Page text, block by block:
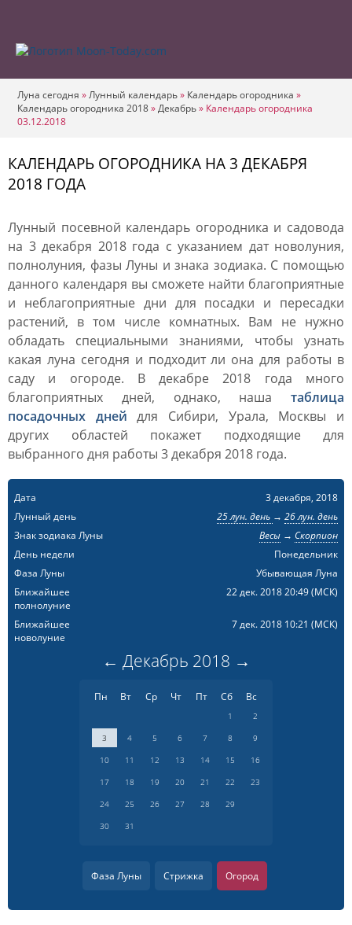
Луна сегодня »Лунный календарь» Календарь огородника »
Календарь огородника 2018»Декабрь» Календарь огородника
03.12.2018
КАЛЕНДАРЬ ОГОРОДНИКА НА 3 ДЕКАБРЯ
2018 ГОДА
Лунный посевной календарь огородника и садовода
на 3 декабря 2018 года с указанием дат новолуния,
полнолуния, фазы Луны и знака зодиака. С помощью
данного календаря вы сможете найти благоприятные
и неблагоприятные дни для посадки и пересадки
растений, в том числе комнатных. Вам не нужно
обладать специальными знаниями, чтобы узнать
какая луна сегодня и подходит ли она для работы в
саду и огороде. В декабре 2018 года много
благоприятных дней, однако, наша таблица
посадочных дней для Сибири, Урала, Москвы и
других областей покажет подходящие для
выбранного дня работы 3 декабря 2018 года.
Дата
3 декабря, 2018
Лунный день
25 лун. день → 26 лун. день
Знак зодиака Луны
Весы→ Скорпион
День недели
Понедельник
Фаза Луны
Убывающая Луна
Ближайшее
полнолуние
22 дек. 2018 20:49(МСК)
Ближайшее
новолуние
7 дек. 2018 10:21 (МСК)
← Декабрь 2018 →
Пн Вт Ср Чт Пт Сб Вс
1
2
3
4 5 6 7 8
9
10
11 12 13 14 15
16
17
18 19 20 21 22
23
24
25 26 27 28
29
30
31
Фаза Луны Стрижка Огород